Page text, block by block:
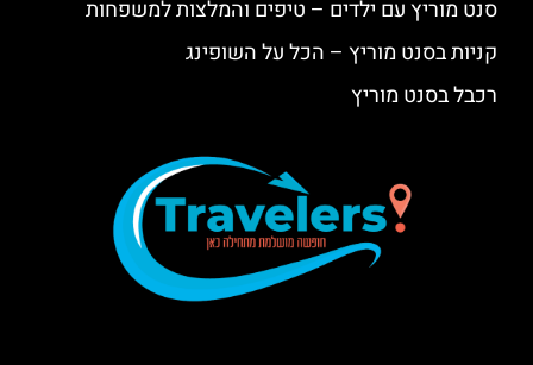
סנט מוריץ עם ילדים – טיפים והמלצות למשפחות
קניות בסנט מוריץ – הכל על השופינג
רכבל בסנט מוריץ